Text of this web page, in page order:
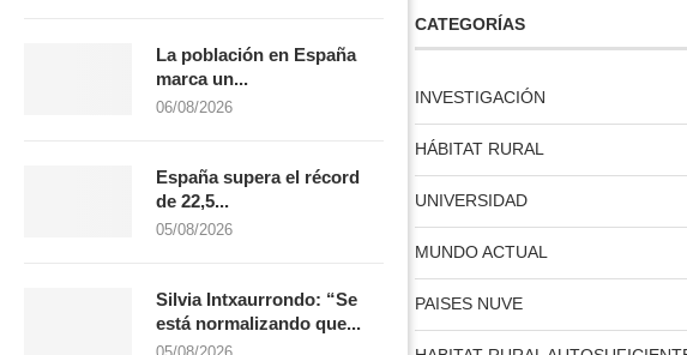
licencia creative commons
CATEGORÍAS
INVESTIGACIÓN
HÁBITAT RURAL
UNIVERSIDAD
MUNDO ACTUAL
PAISES NUVE
La población en España
marca un...
06/08/2026
España supera el récord
de 22,5...
05/08/2026
Silvia Intxaurrondo: “Se
está normalizando que...